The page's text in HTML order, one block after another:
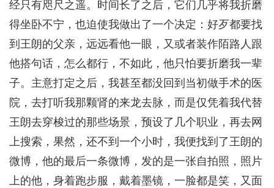
经只有咫尺之遥。时间长了之后，它们几乎将我折磨
得坐卧不宁，也迫使我做出了一个决定：好歹都要找
到王朗的父亲，远远看他一眼，又或者装作陌路人跟
他搭句话，怎么都行，不如此，他只怕要折磨我一辈
子。主意打定之后，我甚至都没回到当初做手术的医
院，去打听我那颗肾的来龙去脉，而是仅凭着我代替
王朗去穿梭过的那些场景，预设了几个职业，再去网
上搜索，果然，还不到一个小时，我便找到了王朗的
微博，他的最后一条微博，发的是一张自拍照，照片
上的他，身着跑步服，戴着墨镜，一脸都是笑，又面